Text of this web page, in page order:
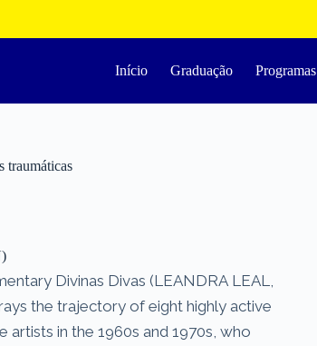
Início Graduação Programas
traumáticas
Divinas Divas (LEANDRA LEAL,
the trajectory of eight highly active
artists in the 1960s and 1970s, who